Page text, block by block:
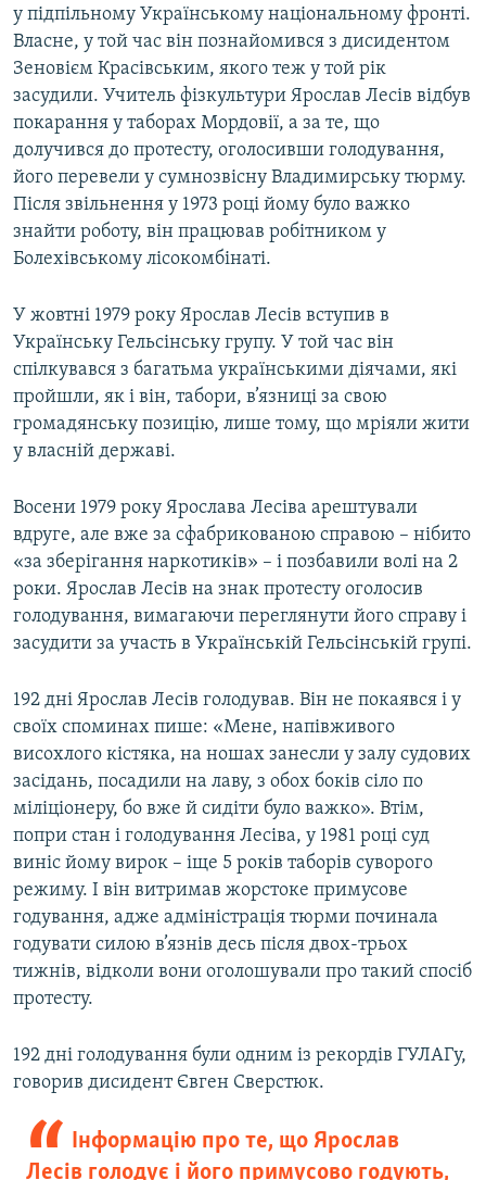
у підпільному Українському національному фронті.
Власне, у той час він познайомився з дисидентом
Зеновієм Красівським, якого теж у той рік
засудили. Учитель фізкультури Ярослав Лесів відбув
покарання у таборах Мордовії, а за те, що
долучився до протесту, оголосивши голодування,
його перевели у сумнозвісну Владимирську тюрму.
Після звільнення у 1973 році йому було важко
знайти роботу, він працював робітником у
Болехівському лісокомбінаті.
У жовтні 1979 року Ярослав Лесів вступив в
Українську Гельсінську групу. У той час він
спілкувався з багатьма українськими діячами, які
пройшли, як і він, табори, в’язниці за свою
громадянську позицію, лише тому, що мріяли жити
у власній державі.
Восени 1979 року Ярослава Лесіва арештували
вдруге, але вже за сфабрикованою справою – нібито
«за зберігання наркотиків» – і позбавили волі на 2
роки. Ярослав Лесів на знак протесту оголосив
голодування, вимагаючи переглянути його справу і
засудити за участь в Українській Гельсінській групі.
192 дні Ярослав Лесів голодував. Він не покаявся і у
своїх споминах пише: «Мене, напівживого
висохлого кістяка, на ношах занесли у залу судових
засідань, посадили на лаву, з обох боків сіло по
міліціонеру, бо вже й сидіти було важко». Втім,
попри стан і голодування Лесіва, у 1981 році суд
виніс йому вирок – іще 5 років таборів суворого
режиму. І він витримав жорстоке примусове
годування, адже адміністрація тюрми починала
годувати силою в’язнів десь після двох-трьох
тижнів, відколи вони оголошували про такий спосіб
протесту.
192 дні голодування були одним із рекордів ГУЛАГу,
говорив дисидент Євген Сверстюк.
Інформацію про те, що Ярослав
Лесів голодує і його примусово годують,